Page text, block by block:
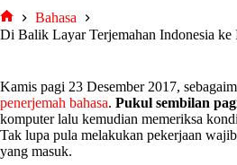
tarjiem
Bahasa
Di Balik Layar Terjemahan Indonesia
Kamis pagi 23 Desember 2017,
penerjemah bahasa. Pukul sembilan
komputer lalu kemudian memeriksa
Tak lupa pula melakukan pekerjaan
yang masuk.